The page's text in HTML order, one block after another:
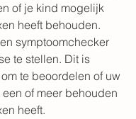
of je kind mogelijk
heeft behouden.
symptoomchecker
te stellen. Dit is
te beoordelen of uw
of meer behouden
heeft.